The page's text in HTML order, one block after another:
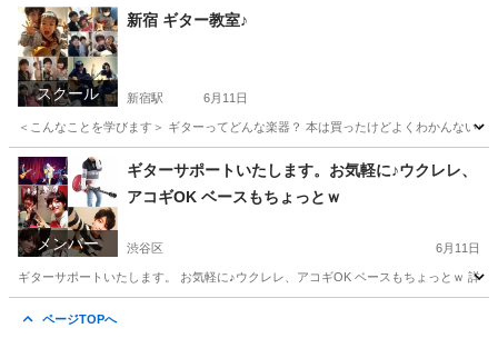
東京 武蔵野市 吉祥寺駅 ギター
スクール
新宿 ギター教室♪
新宿駅 6月11日
＜こんなことを学びます＞ ギターってどんな楽器？ 本は買ったけどよくわかんない
東京 新宿区 新宿駅 ボーカル
メンバー
ギターサポートいたします。お気軽に♪ウクレレ、
アコギOK ベースもちょっとｗ
渋谷区 6月11日
ギターサポートいたします。 お気軽に♪ウクレレ、アコギOK ベースもちょっとｗ 詳
ページTOPへ